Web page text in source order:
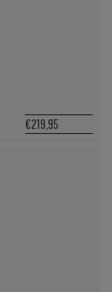
€219,95